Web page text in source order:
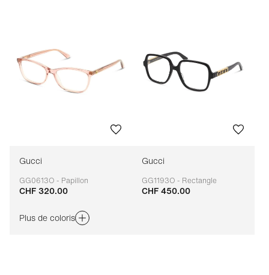
Gucci
GG0613O - Papillon
Adaptable
CHF 320.00
Plus de coloris
Gucci
GG1193O - Rectangle
Adaptable
CHF 450.00